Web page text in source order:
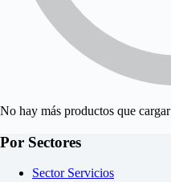
No hay más productos que cargar
Por Sectores
Sector Servicios